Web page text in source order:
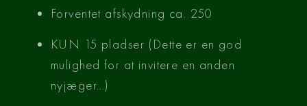
Forventet afskydning ca. 250
KUN 15 pladser (Dette er en god
mulighed for at invitere en anden
nyjæger…)